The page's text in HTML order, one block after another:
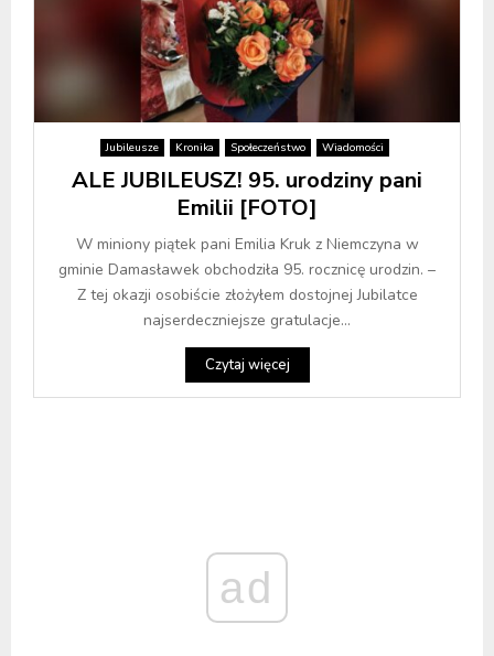
Jubileusze Kronika Społeczeństwo Wiadomości
ALE JUBILEUSZ! 95. urodziny pani
Emilii [FOTO]
W miniony piątek pani Emilia Kruk z Niemczyna w
gminie Damasławek obchodziła 95. rocznicę urodzin. –
Z tej okazji osobiście złożyłem dostojnej Jubilatce
najserdeczniejsze gratulacje...
Czytaj więcej
ad